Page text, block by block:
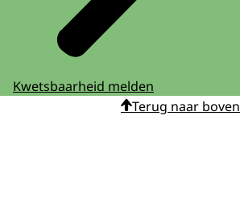
Kwetsbaarheid melden
Terug naar boven